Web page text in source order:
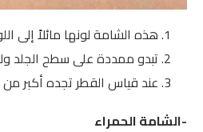
هذه الشامة لونها مائلاً إلى
تبدو ممددة على سطح الجلد
عند قياس القطر تجده أكبر من 6 ملليمتر.
-الشامة الحمراء